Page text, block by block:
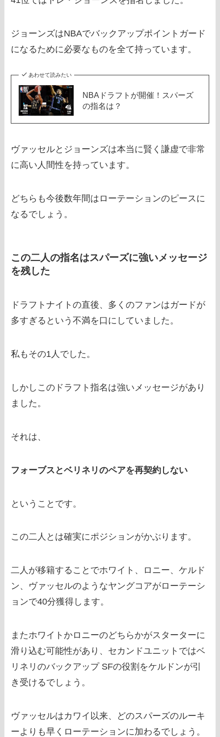
ジョーンズはNBAでバックアップポイントガード
になるために必要なものを全て持っています。
あわせて読みたい
NBAドラフトが開催！スパーズ
の指名は？
ヴァッセルとジョーンズは本当に賢く謙虚で非常
に高い人間性を持っています。
どちらも今後数年間はローテーションのピースに
なるでしょう。
この二人の指名はスパーズに強いメッセージ
を残した
ドラフトナイトの直後、多くのファンはガードが
多すぎるという不満を口にしていました。
私もその1人でした。
しかしこのドラフト指名は強いメッセージがあり
ました。
それは、
フォーブスとベリネリのペアを再契約しない
ということです。
この二人とは確実にポジションがかぶります。
二人が移籍することでホワイト、ロニー、ケルド
ン、ヴァッセルのようなヤングコアがローテーシ
ョンで40分獲得します。
またホワイトかロニーのどちらかがスターターに
滑り込む可能性があり、セカンドユニットではベ
リネリのバックアップ SFの役割をケルドンが引
き受けるでしょう。
ヴァッセルはカワイ以来、どのスパーズのルーキ
ーよりも早くローテーションに加わるでしょう。